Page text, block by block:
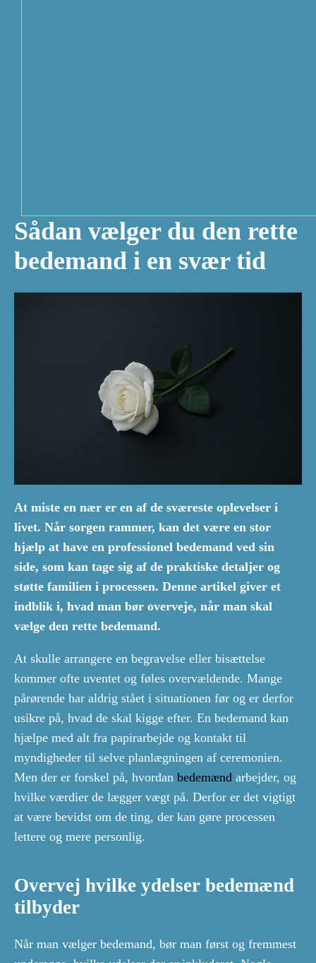
Sådan vælger du den rette
bedemand i en svær tid
At miste en nær er en af de sværeste oplevelser i
livet. Når sorgen rammer, kan det være en stor
hjælp at have en professionel bedemand ved sin
side, som kan tage sig af de praktiske detaljer og
støtte familien i processen. Denne artikel giver et
indblik i, hvad man bør overveje, når man skal
vælge den rette bedemand.
At skulle arrangere en begravelse eller bisættelse
kommer ofte uventet og føles overvældende. Mange
pårørende har aldrig stået i situationen før og er derfor
usikre på, hvad de skal kigge efter. En bedemand kan
hjælpe med alt fra papirarbejde og kontakt til
myndigheder til selve planlægningen af ceremonien.
Men der er forskel på, hvordan bedemænd arbejder, og
hvilke værdier de lægger vægt på. Derfor er det vigtigt
at være bevidst om de ting, der kan gøre processen
lettere og mere personlig.
Overvej hvilke ydelser bedemænd
tilbyder
Når man vælger bedemand, bør man først og fremmest